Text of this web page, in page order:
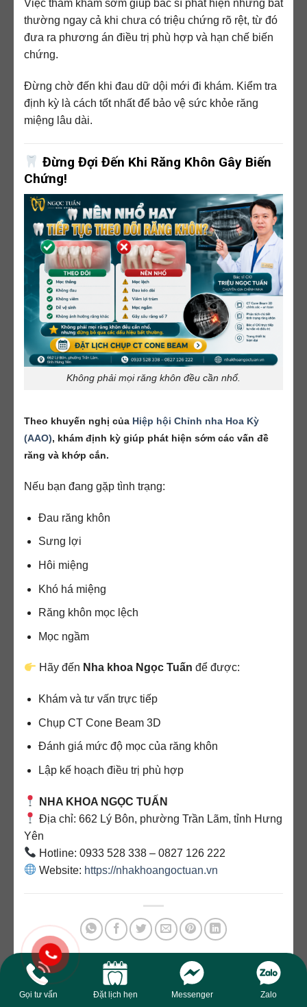
Việc thăm khám sớm giúp bác sĩ phát hiện những bất
thường ngay cả khi chưa có triệu chứng rõ rệt, từ đó
đưa ra phương án điều trị phù hợp và hạn chế biến
chứng.
Đừng chờ đến khi đau dữ dội mới đi khám. Kiểm tra
định kỳ là cách tốt nhất để bảo vệ sức khỏe răng
miệng lâu dài.
Đừng Đợi Đến Khi Răng Khôn Gây Biến
Chứng!
Không phải mọi răng khôn đều cần nhổ.
Theo khuyến nghị của Hiệp hội Chỉnh nha Hoa Kỳ
(AAO), khám định kỳ giúp phát hiện sớm các vấn đề
răng và khớp cắn.
Nếu bạn đang gặp tình trạng:
Đau răng khôn
Sưng lợi
Hôi miệng
Khó há miệng
Răng khôn mọc lệch
Mọc ngầm
Hãy đến Nha khoa Ngọc Tuấn để được:
Khám và tư vấn trực tiếp
Chụp CT Cone Beam 3D
Đánh giá mức độ mọc của răng khôn
Lập kế hoạch điều trị phù hợp
NHA KHOA NGỌC TUẤN
Địa chỉ: 662 Lý Bôn, phường Trần Lãm, tỉnh Hưng
Yên
Hotline: 0933 528 338 – 0827 126 222
Website: https://nhakhoangoctuan.vn
Mục nhập này đã được đăng trong Kiến thức nha khoa Tin tức.
Đánh dấu trang
permalink.
Gọi tư vấn Đặt lịch hẹn Messenger Zalo